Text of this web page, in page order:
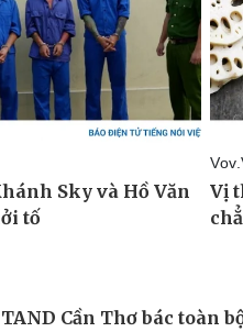
TAND Cần Thơ bác toàn